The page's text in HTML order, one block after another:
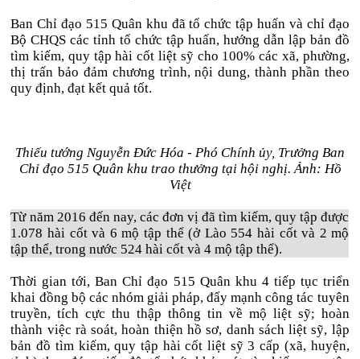
Ban Chỉ đạo 515 Quân khu đã tổ chức tập huấn và chỉ đạo
Bộ CHQS các tỉnh tổ chức tập huấn, hướng dẫn lập bản đồ
tìm kiếm, quy tập hài cốt liệt sỹ cho 100% các xã, phường,
thị trấn bảo đảm chương trình, nội dung, thành phần theo
quy định, đạt kết quả tốt.
Thiếu tướng Nguyễn Đức Hóa - Phó Chính ủy, Trưởng Ban
Chỉ đạo 515 Quân khu trao thưởng tại hội nghị. Ảnh: Hồ
Việt
Từ năm 2016 đến nay, các đơn vị đã tìm kiếm, quy tập được
1.078 hài cốt và 6 mộ tập thể (ở Lào 554 hài cốt và 2 mộ
tập thể, trong nước 524 hài cốt và 4 mộ tập thể).
Thời gian tới, Ban Chỉ đạo 515 Quân khu 4 tiếp tục triển
khai đồng bộ các nhóm giải pháp, đẩy mạnh công tác tuyên
truyền, tích cực thu thập thông tin về mộ liệt sỹ; hoàn
thành việc rà soát, hoàn thiện hồ sơ, danh sách liệt sỹ, lập
bản đồ tìm kiếm, quy tập hài cốt liệt sỹ 3 cấp (xã, huyện,